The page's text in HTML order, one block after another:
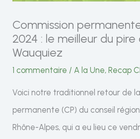
Commission
2024 : le meilleur du
Wauquiez
1 commentaire /A la Une,Recap
Voici notre traditionnel retour de
permanente (CP) du conseil
Rhône-Alpes, qui a eu lieu ce